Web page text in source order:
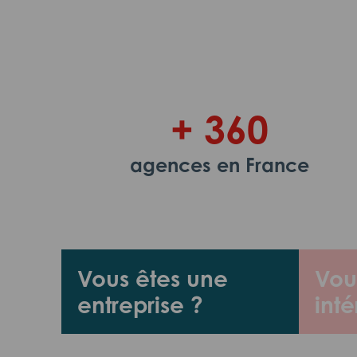
Vous êtes une
entreprise ?
+ 360
agences en France